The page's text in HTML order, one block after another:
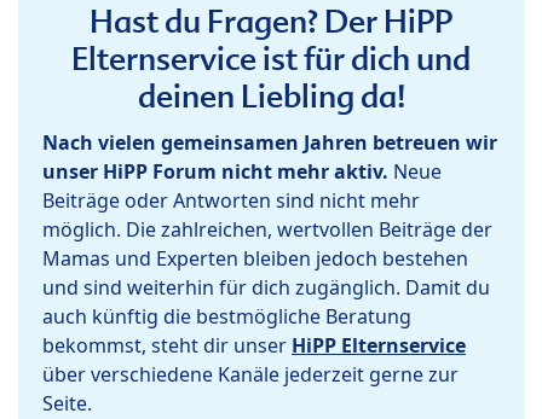
Hast du Fragen? Der HiPP
Elternservice ist für dich und
deinen Liebling da!
Nach vielen gemeinsamen Jahren betreuen wir
unser HiPP Forum nicht mehr aktiv. Neue
Beiträge oder Antworten sind nicht mehr
möglich. Die zahlreichen, wertvollen Beiträge der
Mamas und Experten bleiben jedoch bestehen
und sind weiterhin für dich zugänglich. Damit du
auch künftig die bestmögliche Beratung
bekommst, steht dir unser HiPP Elternservice
über verschiedene Kanäle jederzeit gerne zur
Seite.